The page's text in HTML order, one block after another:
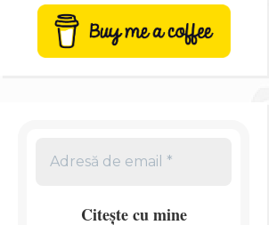
Citește cu mine